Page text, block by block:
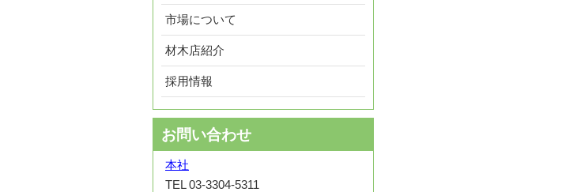
市場について
材木店紹介
採用情報
お問い合わせ
本社
TEL 03-3304-5311